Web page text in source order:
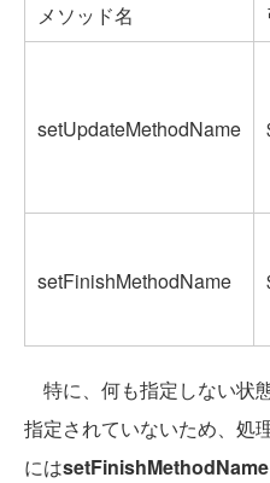
メソッド名
setUpdateMethodName
setFinishMethodName
特に、何も指定しない状
指定されていないため、処
にはsetFinishMethodName